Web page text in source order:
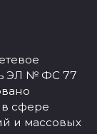
ЭЛ № ФС 77
сфере
и массовых